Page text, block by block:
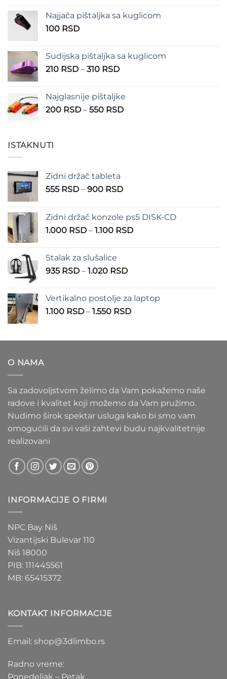
100 RSD
Najjača pištaljka sa kuglicom
100 RSD
Sudijska pištaljka sa kuglicom
210 RSD – 310 RSDRaspon
210 RSD
do
Najglasnije pištaljke
200 RSD – 550 RSDRaspon
ISTAKNUTI
Zidni držač tableta
555 RSD – 900 RSDRaspon
555 RSD
do
Zidni držač konzole ps5 DISK-CD
1.000 RSD – 1.100 RSDRaspon
Stalak za slušalice
935 RSD – 1.020 RSDRaspon
935 RSD
do
Vertikalno postolje za laptop
1.100 RSD – 1.550 RSDRaspon
1.100 RSD
O NAMA
Sa zadovoljstvom želimo da Vam pokažemo naše
radove i kvalitet koji možemo da Vam pružimo.
Nudimo širok spektar usluga kako bi smo vam
omogućili da svi vaši zahtevi budu najkvalitetnije
realizovani
INFORMACIJE O FIRMI
NPC Bay Niš
Vizantijski Bulevar 110
Niš 18000
PIB: 111445561
MB: 65415372
KONTAKT INFORMACIJE
Email: shop@3dlimbo.rs
Radno vreme:
Ponedeljak – Petak